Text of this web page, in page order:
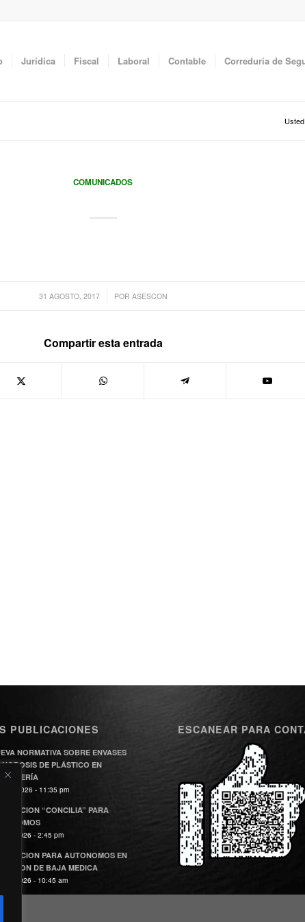
Jurídica Fiscal Laboral Contable Correduría de
COMUNICADOS
31 AGOSTO, 2017
/ POR ASESCON
Compartir esta entrada
PUBLICACIONES
NORMATIVA SOBRE ENVASES
DE PLÁSTICO EN
julio, 2026 - 11:35 pm
“CONCILIA” PARA
2026 - 2:45 pm
PARA AUTONOMOS EN
DE BAJA MEDICA
2026 - 10:45 am
ESCANEAR PARA